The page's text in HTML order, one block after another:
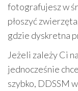
fotografujesz w
płoszyć
gdzie dyskretna
Jeżeli zależy Ci
jednocześnie
szybko, DDSSM